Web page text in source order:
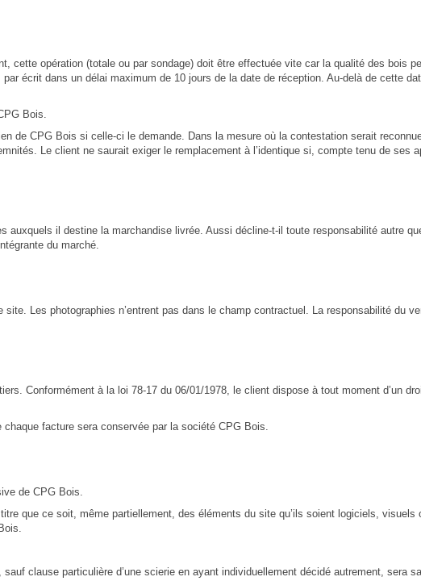
cette opération (totale ou par sondage) doit être effectuée vite car la qualité des bois
écrit dans un délai maximum de 10 jours de la date de réception. Au-delà de cette
Bois.
de CPG Bois si celle-ci le demande. Dans la mesure où la contestation serait
Le client ne saurait exiger le remplacement à l’identique si, compte tenu de ses
il destine la marchandise livrée. Aussi décline-t-il toute responsabilité autre
du marché.
Les photographies n’entrent pas dans le champ contractuel. La responsabilité du
Conformément à la loi 78-17 du 06/01/1978, le client dispose à tout moment d’un
facture sera conservée par la société CPG Bois.
de CPG Bois.
que ce soit, même partiellement, des éléments du site qu’ils soient logiciels, visuels
clause particulière d’une scierie en ayant individuellement décidé autrement, sera